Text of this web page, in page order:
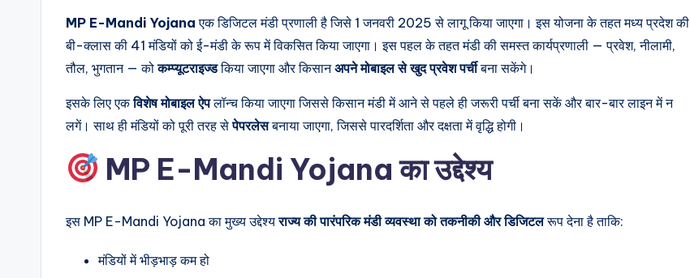
MP E-Mandi Yojana एक डिजिटल मंडी प्रणाली है जिसे 1 जनवरी 2025 से लागू किया जाएगा। इस योजना के तहत मध्य प्रदेश की
बी-क्लास की 41 मंडियों को ई-मंडी के रूप में विकसित किया जाएगा। इस पहल के तहत मंडी की समस्त कार्यप्रणाली — प्रवेश, नीलामी,
तौल, भुगतान — कोकम्प्यूटराइज्डकिया जाएगा और किसानअपने मोबाइल से खुद प्रवेश पर्चीबना सकेंगे।
इसके लिए एकविशेष मोबाइल ऐपलॉन्च किया जाएगा जिससे किसान मंडी में आने से पहले ही जरूरी पर्ची बना सकें और बार-बार लाइन में न
लगें। साथ ही मंडियों को पूरी तरह सेपेपरलेसबनाया जाएगा, जिससे पारदर्शिता और दक्षता में वृद्धि होगी।
MP E-Mandi Yojana का उद्देश्य
इस MP E-Mandi Yojana का मुख्य उद्देश्यराज्य की पारंपरिक मंडी व्यवस्था को तकनीकी और डिजिटलरूप देना है ताकि:
मंडियों में भीड़भाड़ कम हो